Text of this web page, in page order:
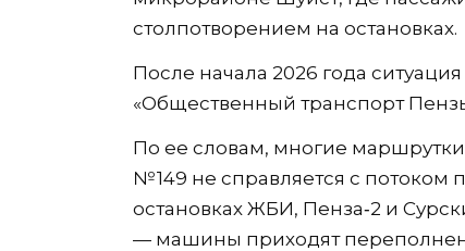
столпотворением на остановках.
После начала 2026 года
«Общественный транспорт
По ее словам, многие
№ 149 не справляется с
остановках ЖБИ, Пенза‑2 и
— машины приходят